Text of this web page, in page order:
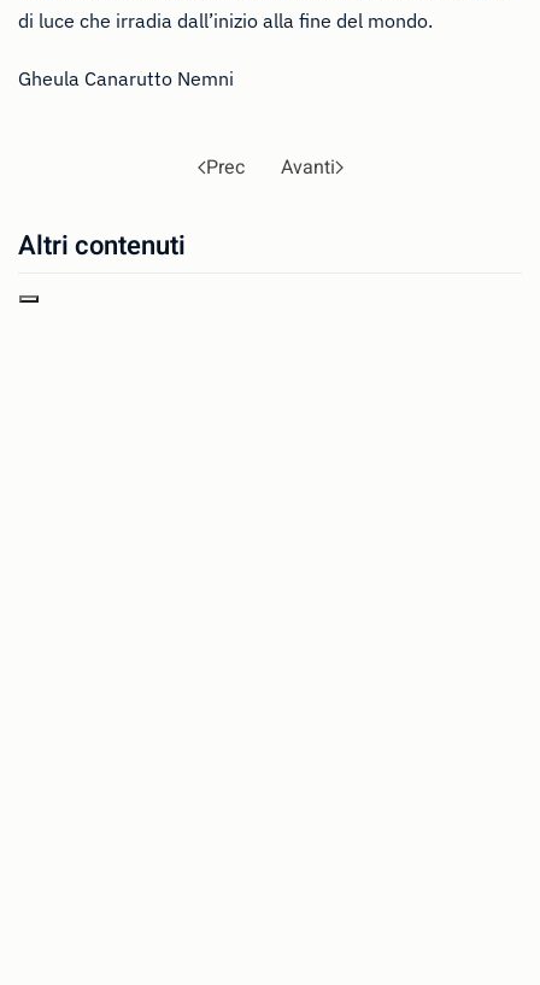
di luce che irradia dall’inizio alla fine del mondo.
Gheula Canarutto Nemni
Prec Avanti
Altri contenuti